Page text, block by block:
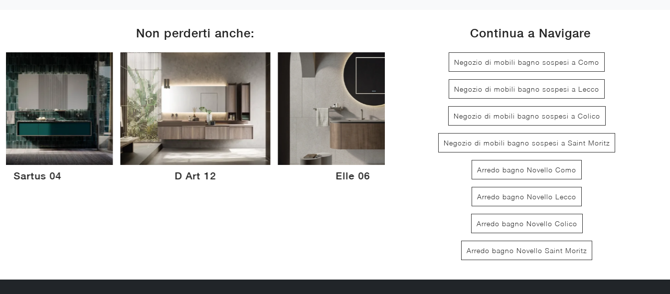
Non perderti anche:
Sartus 04 D Art 12 Elle 06 Sartus 09
Continua a Navigare
Negozio di mobili bagno sospesi a Como
Negozio di mobili bagno sospesi a Lecco
Negozio di mobili bagno sospesi a Colico
Negozio di mobili bagno sospesi a Saint Moritz
Arredo bagno Novello Como
Arredo bagno Novello Lecco
Arredo bagno Novello Colico
Arredo bagno Novello Saint Moritz